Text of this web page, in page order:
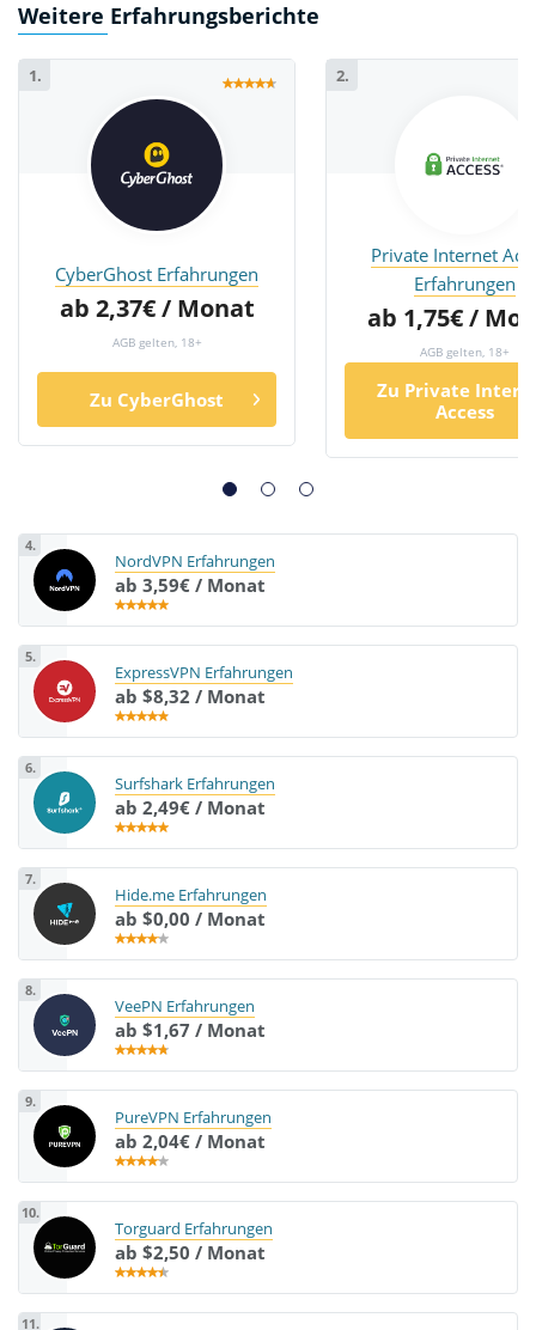
Weitere Erfahrungsberichte
1.
CyberGhost Erfahrungen
ab 2,37€ / Monat
AGB gelten, 18+
Zu CyberGhost
2.
Private Internet
Erfahrungen
ab 1,75€ /
AGB gelten, 18+
Zu Private
Access
4.
NordVPN Erfahrungen
ab 3,59€ / Monat
5.
ExpressVPN Erfahrungen
ab $8,32 / Monat
6.
Surfshark Erfahrungen
ab 2,49€ / Monat
7.
Hide.me Erfahrungen
ab $0,00 / Monat
8.
VeePN Erfahrungen
ab $1,67 / Monat
9.
PureVPN Erfahrungen
ab 2,04€ / Monat
10.
Torguard Erfahrungen
ab $2,50 / Monat
11.